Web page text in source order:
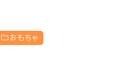
おもちゃ